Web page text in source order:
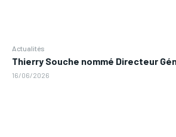
Actualités
Thierry Souche nommé Directeur
16/06/2026